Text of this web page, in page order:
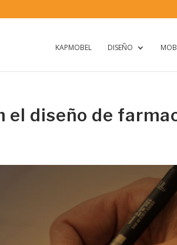
KAPMOBEL DISEÑO
el diseño de